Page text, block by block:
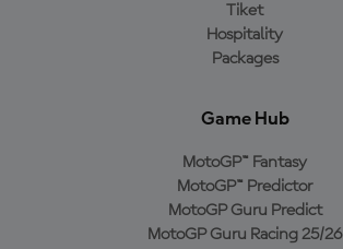
Tiket
Hospitality
Packages
Game Hub
MotoGP™ Fantasy
MotoGP™ Predictor
MotoGP Guru Predict
MotoGP Guru Racing 25/26